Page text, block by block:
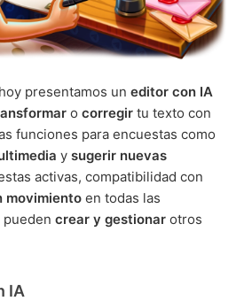
presentamos un editor con IA
o corregir tu texto con
funciones para encuestas como
y sugerir nuevas
activas, compatibilidad con
movimiento en todas las
crear y gestionar otros
IA